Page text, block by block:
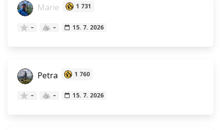
Marie 1 731
– – 15. 7. 2026
Petra 1 760
– – 15. 7. 2026